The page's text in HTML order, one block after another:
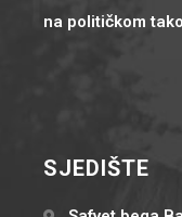
na političkom
SJEDIŠTE